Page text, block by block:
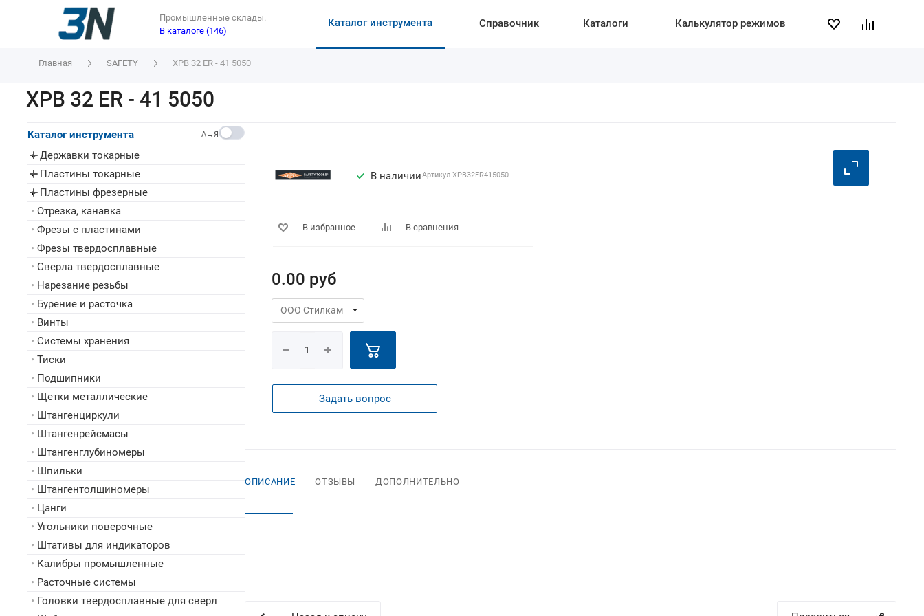
Промышленные склады.
В каталоге (146)
Каталог инструмента Справочник Каталоги Калькулятор режимов
Главная SAFETY XPB 32 ER - 41 5050
XPB 32 ER - 41 5050
В наличииАртикул XPB32ER415050
В избранное В сравнения
0.00 руб
Задать вопрос
ОПИСАНИЕ ОТЗЫВЫ ДОПОЛНИТЕЛЬНО
Каталог инструмента A→Я
▸ Державки токарные
▸ Пластины токарные
▸ Пластины фрезерные
• Отрезка, канавка
• Фрезы с пластинами
• Фрезы твердосплавные
• Сверла твердосплавные
• Нарезание резьбы
• Бурение и расточка
• Винты
• Системы хранения
• Тиски
• Подшипники
• Щетки металлические
• Штангенциркули
• Штангенрейсмасы
• Штангенглубиномеры
• Шпильки
• Штангентолщиномеры
• Цанги
• Угольники поверочные
• Штативы для индикаторов
• Калибры промышленные
• Расточные системы
• Головки твердосплавные для сверл